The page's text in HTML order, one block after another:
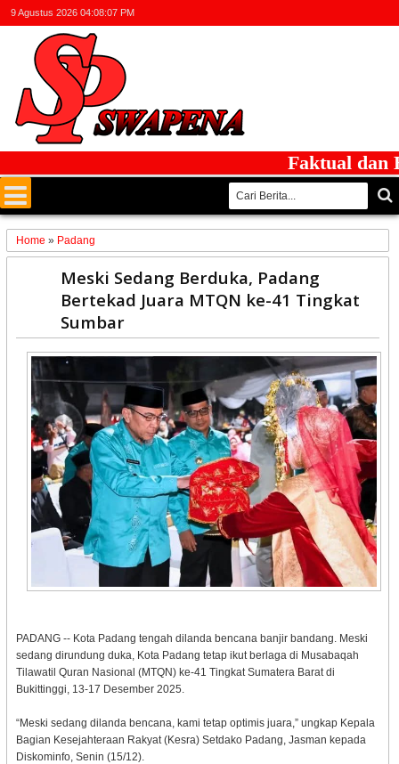
9 Agustus 2026 04:08:07 PM
Faktual dan
Home » Padang
Meski Sedang Berduka, Padang
Bertekad Juara MTQN ke-41 Tingkat
Sumbar
PADANG -- Kota Padang tengah dilanda bencana banjir bandang. Meski
sedang dirundung duka, Kota Padang tetap ikut berlaga di Musabaqah
Tilawatil Quran Nasional (MTQN) ke-41 Tingkat Sumatera Barat di
Bukittinggi, 13-17 Desember 2025.
“Meski sedang dilanda bencana, kami tetap optimis juara,” ungkap Kepala
Bagian Kesejahteraan Rakyat (Kesra) Setdako Padang, Jasman kepada
Diskominfo, Senin (15/12).